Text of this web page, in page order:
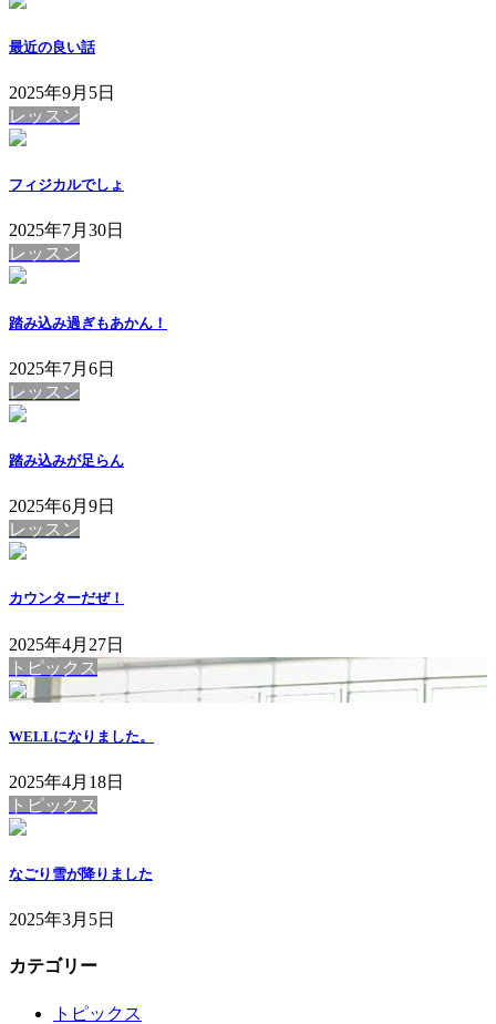
最近の良い話
2025年9月5日
レッスン
フィジカルでしょ
2025年7月30日
レッスン
踏み込み過ぎもあかん！
2025年7月6日
レッスン
踏み込みが足らん
2025年6月9日
レッスン
カウンターだぜ！
2025年4月27日
トピックス
WELLになりました。
2025年4月18日
トピックス
なごり雪が降りました
2025年3月5日
カテゴリー
トピックス